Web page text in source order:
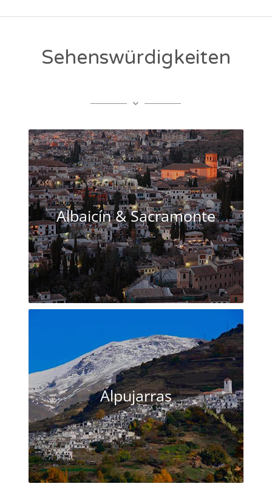
Sehenswürdigkeiten
Albaicín & Sacramonte
Alpujarras